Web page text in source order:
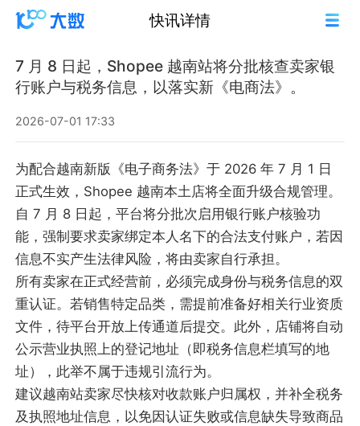
快讯详情
7 月 8 日起，Shopee 越南站将分批核查卖家银
行账户与税务信息，以落实新《电商法》。
2026-07-01 17:33
为配合越南新版《电子商务法》于 2026 年 7 月 1 日
正式生效，Shopee 越南本土店将全面升级合规管理。
自 7 月 8 日起，平台将分批次启用银行账户核验功
能，强制要求卖家绑定本人名下的合法支付账户，若因
信息不实产生法律风险，将由卖家自行承担。
所有卖家在正式经营前，必须完成身份与税务信息的双
重认证。若销售特定品类，需提前准备好相关行业资质
文件，待平台开放上传通道后提交。此外，店铺将自动
公示营业执照上的登记地址（即税务信息栏填写的地
址），此举不属于违规引流行为。
建议越南站卖家尽快核对收款账户归属权，并补全税务
及执照地址信息，以免因认证失败或信息缺失导致商品